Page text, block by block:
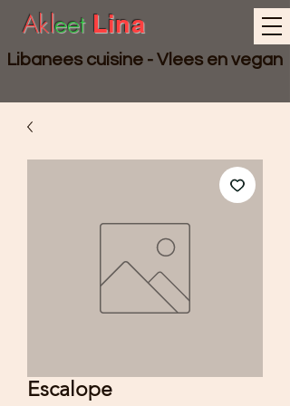
Akleet Lina
Libanees cuisine - Vlees en vegan
Escalope